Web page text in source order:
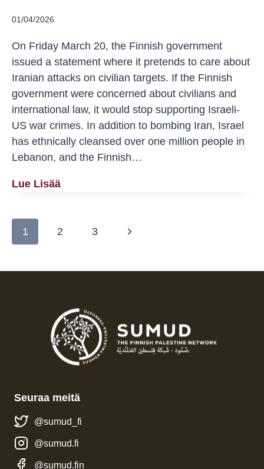
01/04/2026
On Friday March 20, the Finnish government
issued a statement where it pretends to care about
Iranian attacks on civilian targets. If the Finnish
government were concerned about civilians and
international law, it would stop supporting Israeli-
US war crimes. In addition to bombing Iran, Israel
has ethnically cleansed over one million people in
Lebanon, and the Finnish…
Lue LisääSumud’s
Iran
Sivunavigointi
1 2 3
Seuraava
Seuraa meitä
@sumud_fi
@sumud.fi
@sumud.fin